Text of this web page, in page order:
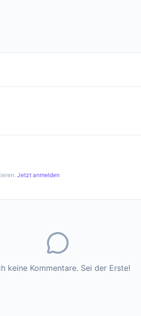
Jetzt anmelden
keine Kommentare. Sei der Erste!